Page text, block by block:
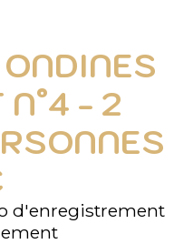
- 2
d'enregistrement